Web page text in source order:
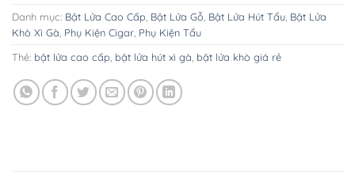
Danh mục: Bật Lửa Cao Cấp Bật Lửa Gỗ Bật Lửa Hút Tẩu Bật Lửa
Khò Xì Gà Phụ Kiện Cigar Phụ Kiện Tẩu
Thẻ: bật lửa cao cấp bật lửa hút xì gà bật lửa khò giá rẻ